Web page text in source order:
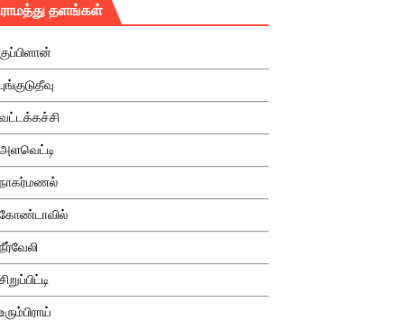
தளங்கள்
குப்பிளான்
புங்குடுதீவு
வட்டக்கச்சி
அளவெட்டி
நாகர்மணல்
கோண்டாவில்
நீர்வேலி
சிறுப்பிட்டி
உரும்பிராய்